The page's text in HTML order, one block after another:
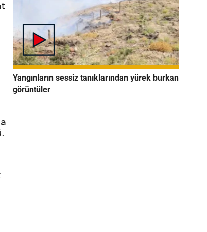
Yangınların sessiz tanıklarından yürek burkan
görüntüler